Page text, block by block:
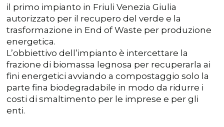
il primo impianto in Friuli Venezia Giulia
autorizzato per il recupero del verde e la
trasformazione in End of Waste per produzione
energetica.
L’obbiettivo dell’impianto è intercettare la
frazione di biomassa legnosa per recuperarla ai
fini energetici avviando a compostaggio solo la
parte fina biodegradabile in modo da ridurre i
costi di smaltimento per le imprese e per gli
enti.